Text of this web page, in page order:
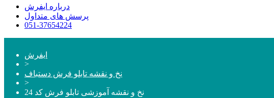
درباره ایفرش
پرسش های متداول
051-37654224
ایفرش
>
نخ و نقشه تابلو فرش دستباف
>
نخ و نقشه آموزشی تابلو فرش کد 24